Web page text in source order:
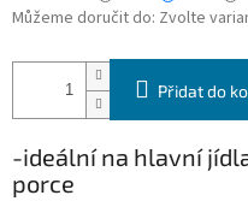
Můžeme doručit do: Zvolte
Přidat do
-ideální na hlavní
porce